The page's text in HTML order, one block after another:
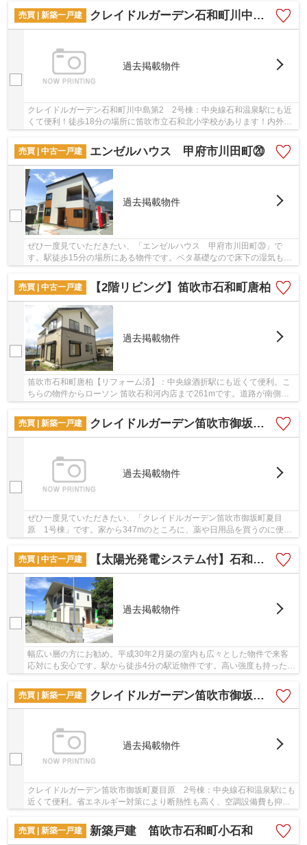
売買 | 新築一戸建
クレイドルガーデン石和町川中島第2 2号棟
過去掲載物件
クレイドルガーデン石和町川中島第2 2号棟：中央線石和温泉駅にも近
くて便利！徒歩18分の場所に笛吹市立石和北小学校があります！内外装
売買 | 中古一戸建
エンゼルハウス 甲府市川田町⑳
過去掲載物件
ぜひ一度見ていただきたい、「エンゼルハウス 甲府市川田町⑳」で
す。駅徒歩15分の場所にある物件です。ベタ基礎なので床下の湿気も気
売買 | 中古一戸建
【2階リビング】笛吹市石和町唐柏
過去掲載物件
笛吹市石和町唐柏【リフォーム済】：中央線酒折駅にも近くて便利。こ
ちらの物件からローソン 笛吹石和河内店まで261mです。道路が南側に
売買 | 新築一戸建
クレイドルガーデン笛吹市御坂町夏目原 1号棟
過去掲載物件
ぜひ一度見ていただきたい、「クレイドルガーデン笛吹市御坂町夏目
原 1号棟」です。家から347mのところに、薬や日用品を買うのに便利
売買 | 中古一戸建
【太陽光発電システム付】石和町松本
過去掲載物件
幅広い層の方にお勧め。平成30年2月築の室内も広々とした物件で来客
応対にも安心です。駅から徒歩4分の駅近物件です。高い強度も持ったベ
タ基礎の物件は、不同沈下にも強く安心です。...
売買 | 新築一戸建
クレイドルガーデン笛吹市御坂町夏目原 2号棟
過去掲載物件
クレイドルガーデン笛吹市御坂町夏目原 2号棟：中央線石和温泉駅にも
近くて便利。省エネルギー対策により断熱性も高く、空調設備費も抑え
売買 | 新築一戸建
新築戸建 笛吹市石和町小石和